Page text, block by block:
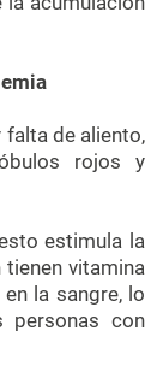
falta de aliento,
rojos y
estimula la
vitamina
la sangre, lo
personas con